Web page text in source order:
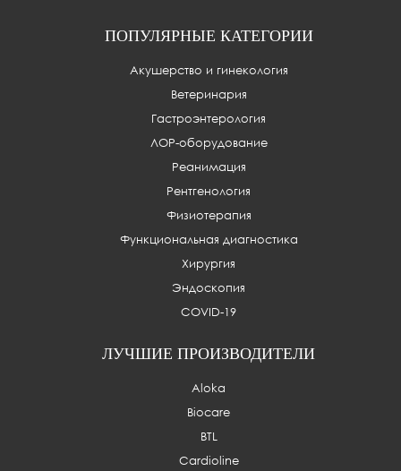
ПОПУЛЯРНЫЕ КАТЕГОРИИ
Акушерство и гинекология
Ветеринария
Гастроэнтерология
ЛОР-оборудование
Реанимация
Рентгенология
Физиотерапия
Функциональная диагностика
Хирургия
Эндоскопия
COVID-19
ЛУЧШИЕ ПРОИЗВОДИТЕЛИ
Aloka
Biocare
BTL
Cardioline